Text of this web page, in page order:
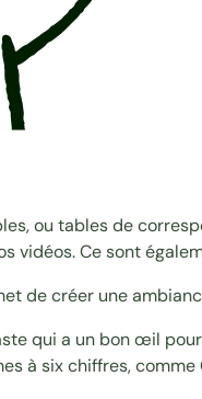
ou tables de
vidéos. Ce sont
de créer une
qui a un bon œil
à six chiffres, comme